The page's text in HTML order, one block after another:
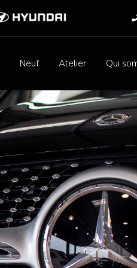
Neuf Atelier Qui